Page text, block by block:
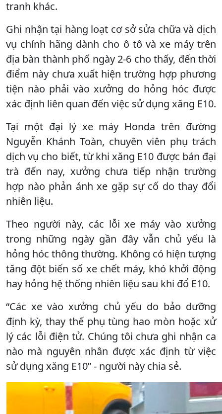
tranh khác.
Ghi nhận tại hàng loạt cơ sở sửa chữa và dịch
vụ chính hãng dành cho ô tô và xe máy trên
địa bàn thành phố ngày 2-6 cho thấy, đến thời
điểm này chưa xuất hiện trường hợp phương
tiện nào phải vào xưởng do hỏng hóc được
xác định liên quan đến việc sử dụng xăng E10.
Tại một đại lý xe máy Honda trên đường
Nguyễn Khánh Toàn, chuyên viên phụ trách
dịch vụ cho biết, từ khi xăng E10 được bán đại
trà đến nay, xưởng chưa tiếp nhận trường
hợp nào phản ánh xe gặp sự cố do thay đổi
nhiên liệu.
Theo người này, các lỗi xe máy vào xưởng
trong những ngày gần đây vẫn chủ yếu là
hỏng hóc thông thường. Không có hiện tượng
tăng đột biến số xe chết máy, khó khởi động
hay hỏng hệ thống nhiên liệu sau khi đổ E10.
“Các xe vào xưởng chủ yếu do bảo dưỡng
định kỳ, thay thế phụ tùng hao mòn hoặc xử
lý các lỗi điện tử. Chúng tôi chưa ghi nhận ca
nào mà nguyên nhân được xác định từ việc
sử dụng xăng E10” - người này chia sẻ.